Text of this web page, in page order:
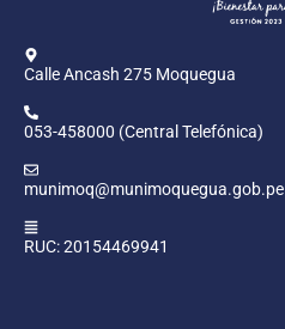
Calle Ancash 275 Moquegua
053-458000 (Central Telefónica)
munimoq@munimoquegua.gob.pe
RUC: 20154469941